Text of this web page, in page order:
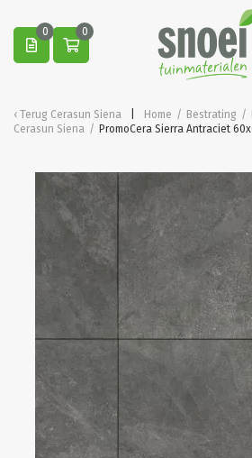
0
0
Terug Cerasun Siena Home / Bestrating /
Cerasun Siena / PromoCera Sierra Antraciet